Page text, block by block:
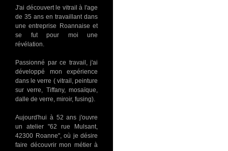
J'ai découvert le vitrail à l'age
de 35 ans en travaillant dans
une entreprise Roannaise et
se fut pour moi une
révélation.
Passionné par ce travail, j'ai
développé mon expérience
dans le verre ( vitrail, peinture
sur verre, Tiffany, mosaïque,
dalle de verre, miroir, fusing).
Aujourd'hui à 52 ans j'ouvre
un atelier "62 rue Mulsant,
42300 Roanne", où je désire
faire découvrir mon métier à